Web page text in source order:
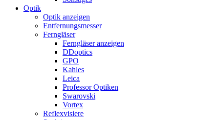
Optik
Optik anzeigen
Entfernungsmesser
Ferngläser
Ferngläser anzeigen
DDoptics
GPO
Kahles
Leica
Professor Optiken
Swarovski
Vortex
Reflexvisiere